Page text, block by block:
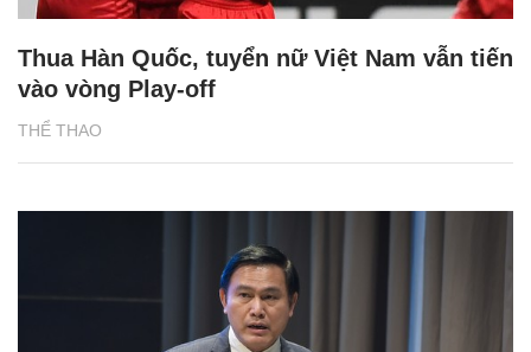
THỂ THAO
Thua Hàn Quốc, tuyển nữ Việt Nam vẫn tiến
vào vòng Play-off